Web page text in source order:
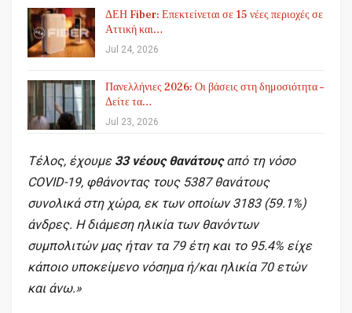
ΔΕΗ Fiber: Επεκτείνεται σε 15 νέες περιοχές σε
Αττική και…
Jul 24, 2026
Πανελλήνιες 2026: Οι βάσεις στη δημοσιότητα –
Δείτε τα…
Jul 23, 2026
Τέλος, έχουμε33 νέους θανάτουςαπό τη νόσο
COVID-19, φθάνοντας τους 5387 θανάτους
συνολικά στη χώρα, εκ των οποίων 3183 (59.1%)
άνδρες. Η διάμεση ηλικία των θανόντων
συμπολιτών μας ήταν τα 79 έτη και το 95.4% είχε
κάποιο υποκείμενο νόσημα ή/και ηλικία 70 ετών
και άνω.»